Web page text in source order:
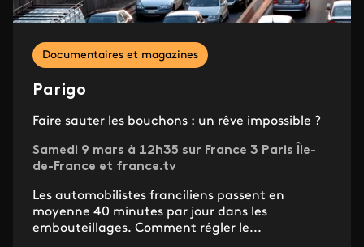
Documentaires et magazines
Parigo
Faire sauter les bouchons : un rêve impossible ?
Samedi 9 mars à 12h35 sur France 3 Paris Île-
de-France et france.tv
Les automobilistes franciliens passent en
moyenne 40 minutes par jour dans les
embouteillages. Comment régler le...